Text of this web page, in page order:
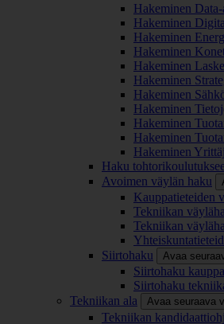
Hakeminen
Hakeminen
Hakeminen
Hakeminen
Hakeminen
Hakeminen
Hakeminen
Hakeminen
Hakeminen
Hakeminen
Hakeminen
Haku
Avoimen väylän haku
Kauppatieteiden
Tekniikan
Tekniikan
Siirtohaku
Avaa
Siirtohaku
Siirtohaku
Tekniikan ala
Avaa seuraava
Tekniikan